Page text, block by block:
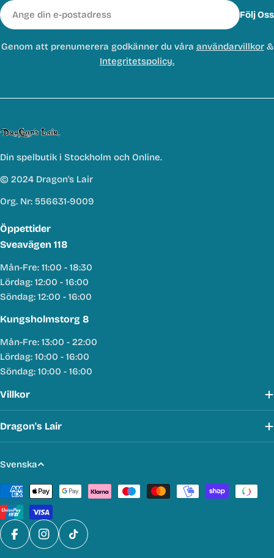
E-
post
Följ Oss
Genom att prenumerera godkänner du våra användarvillkor&
Integritetspolicy.
Din spelbutik i Stockholm och Online.
© 2024 Dragon's Lair
Org. Nr: 556631-9009
Öppettider
Sveavägen 118
Mån-Fre: 11:00 - 18:30
Lördag: 12:00 - 16:00
Söndag: 12:00 - 16:00
Kungsholmstorg 8
Mån-Fre: 13:00 - 22:00
Lördag: 10:00 - 16:00
Söndag: 10:00 - 16:00
Villkor
Dragon's Lair
S
p
r
å
k
Svenska
Betalmetoder
FacebookInstagram
TikTok